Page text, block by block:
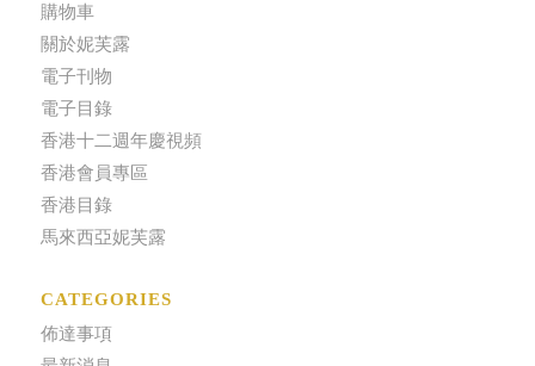
購物車
關於妮芙露
電子刊物
電子目錄
香港十二週年慶視頻
香港會員專區
香港目錄
馬來西亞妮芙露
CATEGORIES
佈達事項